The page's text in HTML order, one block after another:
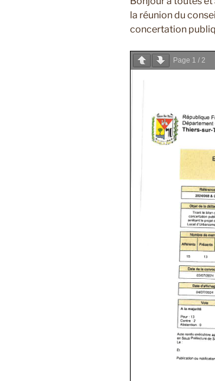
la réunion du
concertation
Page 1 / 2